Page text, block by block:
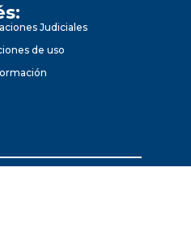
Judiciales
de uso